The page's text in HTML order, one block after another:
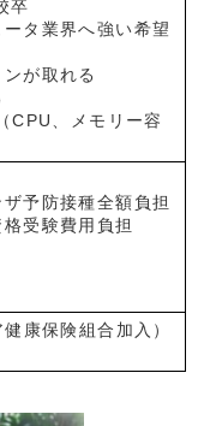
卒
タ業界へ強い希望
が取れる
CPU、メモリー容
予防接種全額負担
受験費用負担
康保険組合加入）